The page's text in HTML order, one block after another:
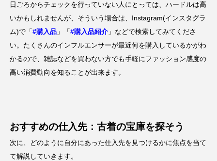
日ごろからチェックを行っていない人にとっては、ハードルは高
いかもしれませんが、そういう場合は、Instagram(インスタグラ
ム)で「#購入品 」「#購入品紹介 」などで検索してみてくださ
い。たくさんのインフルエンサーが最近何を購入しているかがわ
かるので、雑誌などを買わない方でも手軽にファッション感度の
高い消費動向を知ることが出来ます。
おすすめの仕入先：古着の宝庫を探そう
次に、どのように自分にあった仕入先を見つけるかに焦点を当て
て解説していきます。